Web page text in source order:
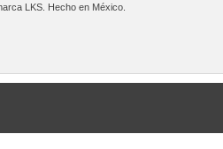
LKS. Hecho en México.